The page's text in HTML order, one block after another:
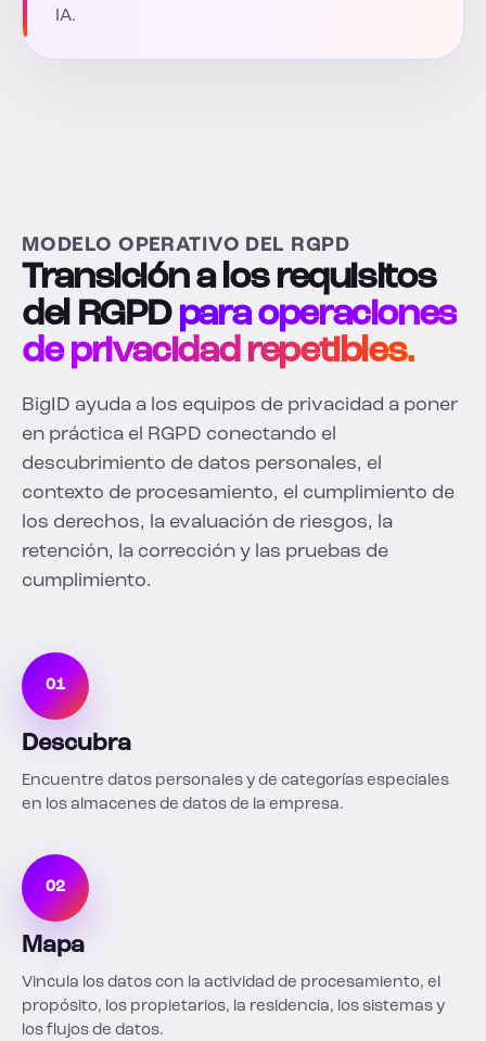
IA.
MODELO OPERATIVO DEL RGPD
Transición a los requisitos
del RGPD para operaciones
de privacidad repetibles.
BigID ayuda a los equipos de privacidad a poner
en práctica el RGPD conectando el
descubrimiento de datos personales, el
contexto de procesamiento, el cumplimiento de
los derechos, la evaluación de riesgos, la
retención, la corrección y las pruebas de
cumplimiento.
01
Descubra
Encuentre datos personales y de categorías especiales
en los almacenes de datos de la empresa.
02
Mapa
Vincula los datos con la actividad de procesamiento, el
propósito, los propietarios, la residencia, los sistemas y
los flujos de datos.